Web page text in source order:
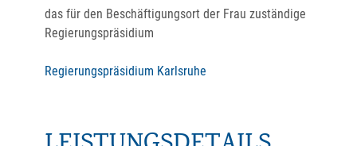
das für den Beschäftigungsort der Frau zuständige
Regierungspräsidium
Regierungspräsidium Karlsruhe